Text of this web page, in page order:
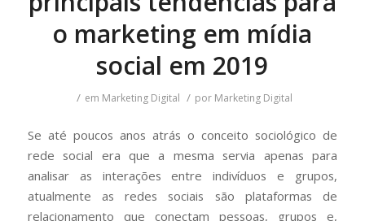
o marketing em mídia
social em 2019
/ em Marketing Digital / por Marketing Digital
Se até poucos anos atrás o conceito sociológico de
rede social era que a mesma servia apenas para
analisar as interações entre indivíduos e grupos,
atualmente as redes sociais são plataformas de
relacionamento que conectam pessoas, grupos e,